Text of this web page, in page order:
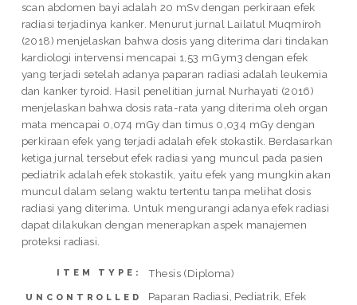
scan abdomen bayi adalah 20 mSv dengan perkiraan efek
radiasi terjadinya kanker. Menurut jurnal Lailatul Muqmiroh
(2018) menjelaskan bahwa dosis yang diterima dari tindakan
kardiologi intervensi mencapai 1,53 mGym3 dengan efek
yang terjadi setelah adanya paparan radiasi adalah leukemia
dan kanker tyroid. Hasil penelitian jurnal Nurhayati (2016)
menjelaskan bahwa dosis rata-rata yang diterima oleh organ
mata mencapai 0,074 mGy dan timus 0,034 mGy dengan
perkiraan efek yang terjadi adalah efek stokastik. Berdasarkan
ketiga jurnal tersebut efek radiasi yang muncul pada pasien
pediatrik adalah efek stokastik, yaitu efek yang mungkin akan
muncul dalam selang waktu tertentu tanpa melihat dosis
radiasi yang diterima. Untuk mengurangi adanya efek radiasi
dapat dilakukan dengan menerapkan aspek manajemen
proteksi radiasi.
ITEM TYPE: Thesis (Diploma)
UNCONTROLLED
Paparan Radiasi, Pediatrik, Efek